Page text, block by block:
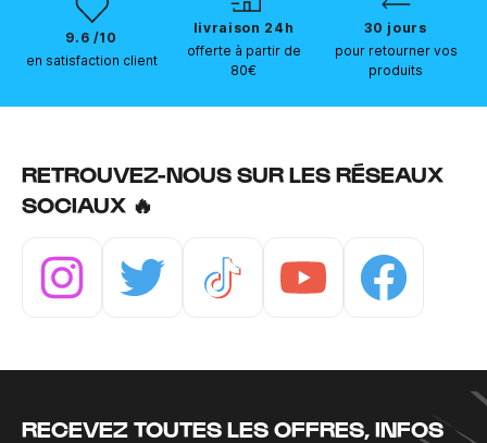
9.6 /10
en satisfaction client
livraison 24h
offerte à partir de
80€
30 jours
pour retourner vos
produits
RETROUVEZ-NOUS SUR LES RÉSEAUX
SOCIAUX 🔥
RECEVEZ TOUTES LES OFFRES, INFOS